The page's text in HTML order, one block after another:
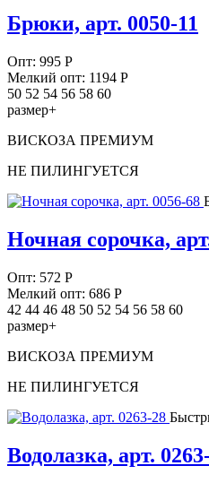
Брюки, арт. 0050-11
Опт: 995 Р
Мелкий опт: 1194 Р
50 52 54 56 58 60
размер+
ВИСКОЗА ПРЕМИУМ
НЕ ПИЛИНГУЕТСЯ
Ночная сорочка,
Опт: 572 Р
Мелкий опт: 686 Р
42 44 46 48 50 52 54 56 58 60
размер+
ВИСКОЗА ПРЕМИУМ
НЕ ПИЛИНГУЕТСЯ
Водолазка, арт.